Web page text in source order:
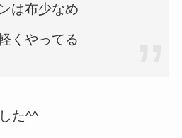
は布少なめ
くやってる
た^^